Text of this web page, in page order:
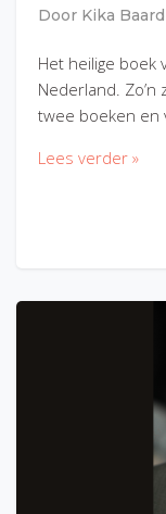
Door Kika
Het heilige
Nederland. Zo’n
twee boeken en
Lees verder »